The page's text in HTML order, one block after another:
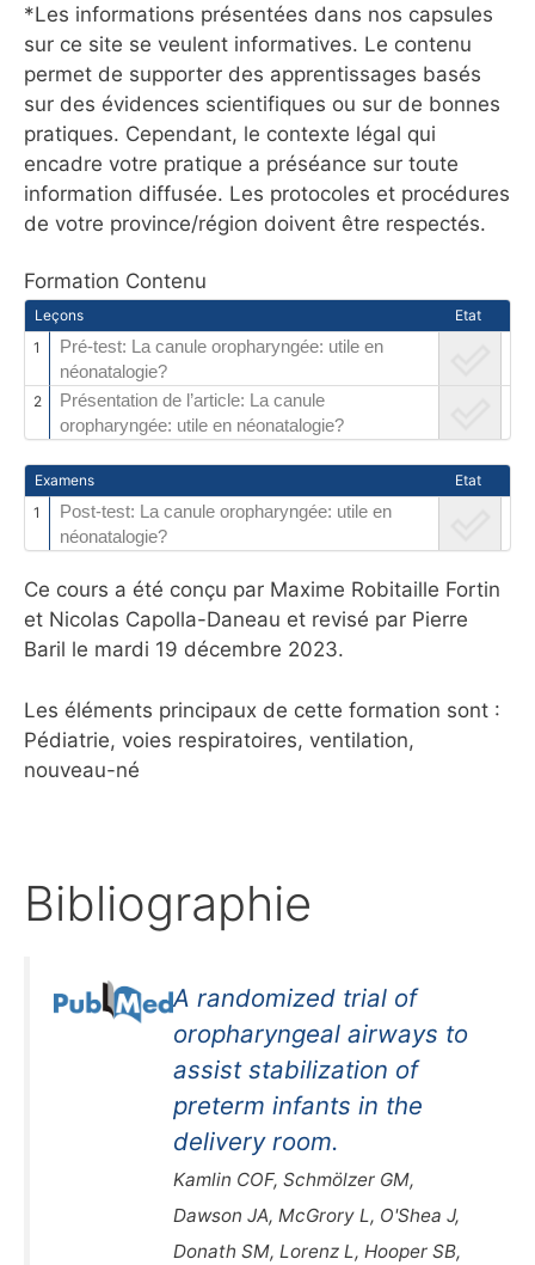
*Les informations présentées dans nos capsules
sur ce site se veulent informatives. Le contenu
permet de supporter des apprentissages basés
sur des évidences scientifiques ou sur de bonnes
pratiques. Cependant, le contexte légal qui
encadre votre pratique a préséance sur toute
information diffusée. Les protocoles et procédures
de votre province/région doivent être respectés.
Formation Contenu
Leçons
Etat
1
Pré-test: La canule oropharyngée: utile en
néonatalogie?
2
Présentation de l’article: La canule
oropharyngée: utile en néonatalogie?
Examens
Etat
1
Post-test: La canule oropharyngée: utile en
néonatalogie?
Ce cours a été conçu par Maxime Robitaille Fortin
et Nicolas Capolla-Daneau et revisé par Pierre
Baril le mardi 19 décembre 2023.
Les éléments principaux de cette formation sont :
Pédiatrie, voies respiratoires, ventilation,
nouveau-né
Bibliographie
A randomized trial of
oropharyngeal airways to
assist stabilization of
preterm infants in the
delivery room.
Kamlin COF, Schmölzer GM,
Dawson JA, McGrory L, O'Shea J,
Donath SM, Lorenz L, Hooper SB,